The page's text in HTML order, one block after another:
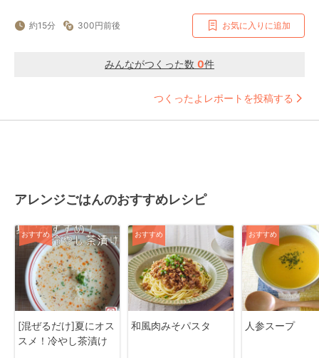
約15分 300円前後 お気に入りに追加
みんながつくった数 0件
つくったよレポートを投稿する
アレンジごはんのおすすめレシピ
おすすめ
[混ぜるだけ]夏にオス
スメ！冷やし茶漬け
おすすめ
和風肉みそパスタ
おすすめ
人参スープ